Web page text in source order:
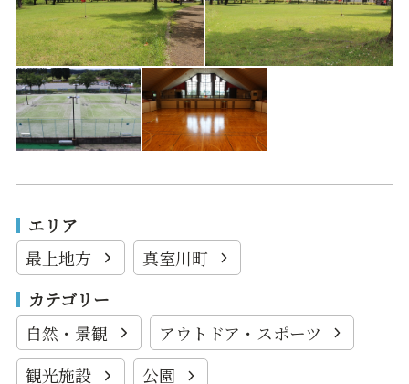
エリア
最上地方
真室川町
カテゴリー
自然・景観
アウトドア・スポーツ
観光施設
公園